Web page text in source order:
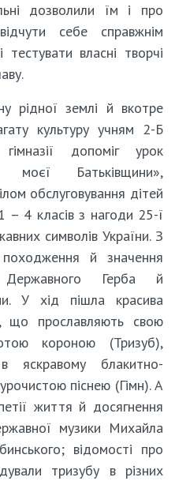
дозволили їм і про
себе справжнім
тестувати власні творчі
рідної землі й вкотре
культуру учням 2-Б
допоміг урок
моєї Батьківщини»,
обслуговування дітей
– 4 класів з нагоди 25-ї
символів України. З
й значення
Герба й
У хід пішла красива
що прославляють свою
короною (Тризуб),
яскравому блакитно-
піснею (Гімн). А
життя й досягнення
музики Михайла
відомості про
тризубу в різних